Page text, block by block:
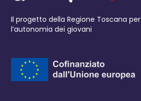
Il progetto della Regione Toscana per
l’autonomia dei giovani